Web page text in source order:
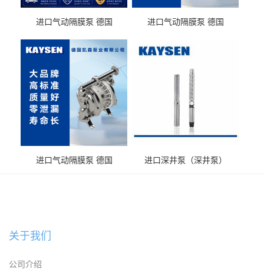
进口气动隔膜泵 德国
送气动泵
进口气动隔膜泵 德国
输送
进口气动隔膜泵 德国
进口深井泵（深井泵）
关于我们
公司介绍